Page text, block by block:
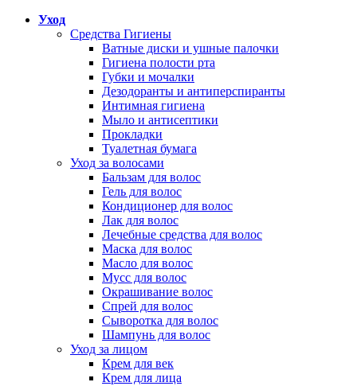
Уход
Средства Гигиены
Ватные диски и ушные палочки
Гигиена полости рта
Губки и мочалки
Дезодоранты и антиперспиранты
Интимная гигиена
Мыло и антисептики
Прокладки
Туалетная бумага
Уход за волосами
Бальзам для волос
Гель для волос
Кондиционер для волос
Лак для волос
Лечебные средства для волос
Маска для волос
Масло для волос
Мусс для волос
Окрашивание волос
Спрей для волос
Сыворотка для волос
Шампунь для волос
Уход за лицом
Крем для век
Крем для лица